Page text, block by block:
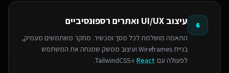
6 עיצוב UI/UX ואתרים רספונסיביים
התאמה מושלמת לכל מסך ומכשיר. מחקר משתמשים מעמיק,
בניית Wireframes ועיצוב ממשק שמנחה את המשתמש
לפעולה עם React ו-TailwindCSS.